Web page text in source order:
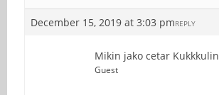
December 15, 2019 at 3:03 pmREPLY
Mikin jako cetar Kukkkulin
Guest